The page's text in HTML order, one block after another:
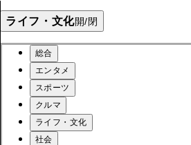
ライフ・文化開/閉
総合
エンタメ
スポーツ
クルマ
ライフ・文化
社会